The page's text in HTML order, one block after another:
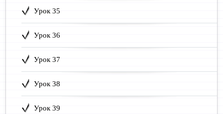
Урок 35
Урок 36
Урок 37
Урок 38
Урок 39